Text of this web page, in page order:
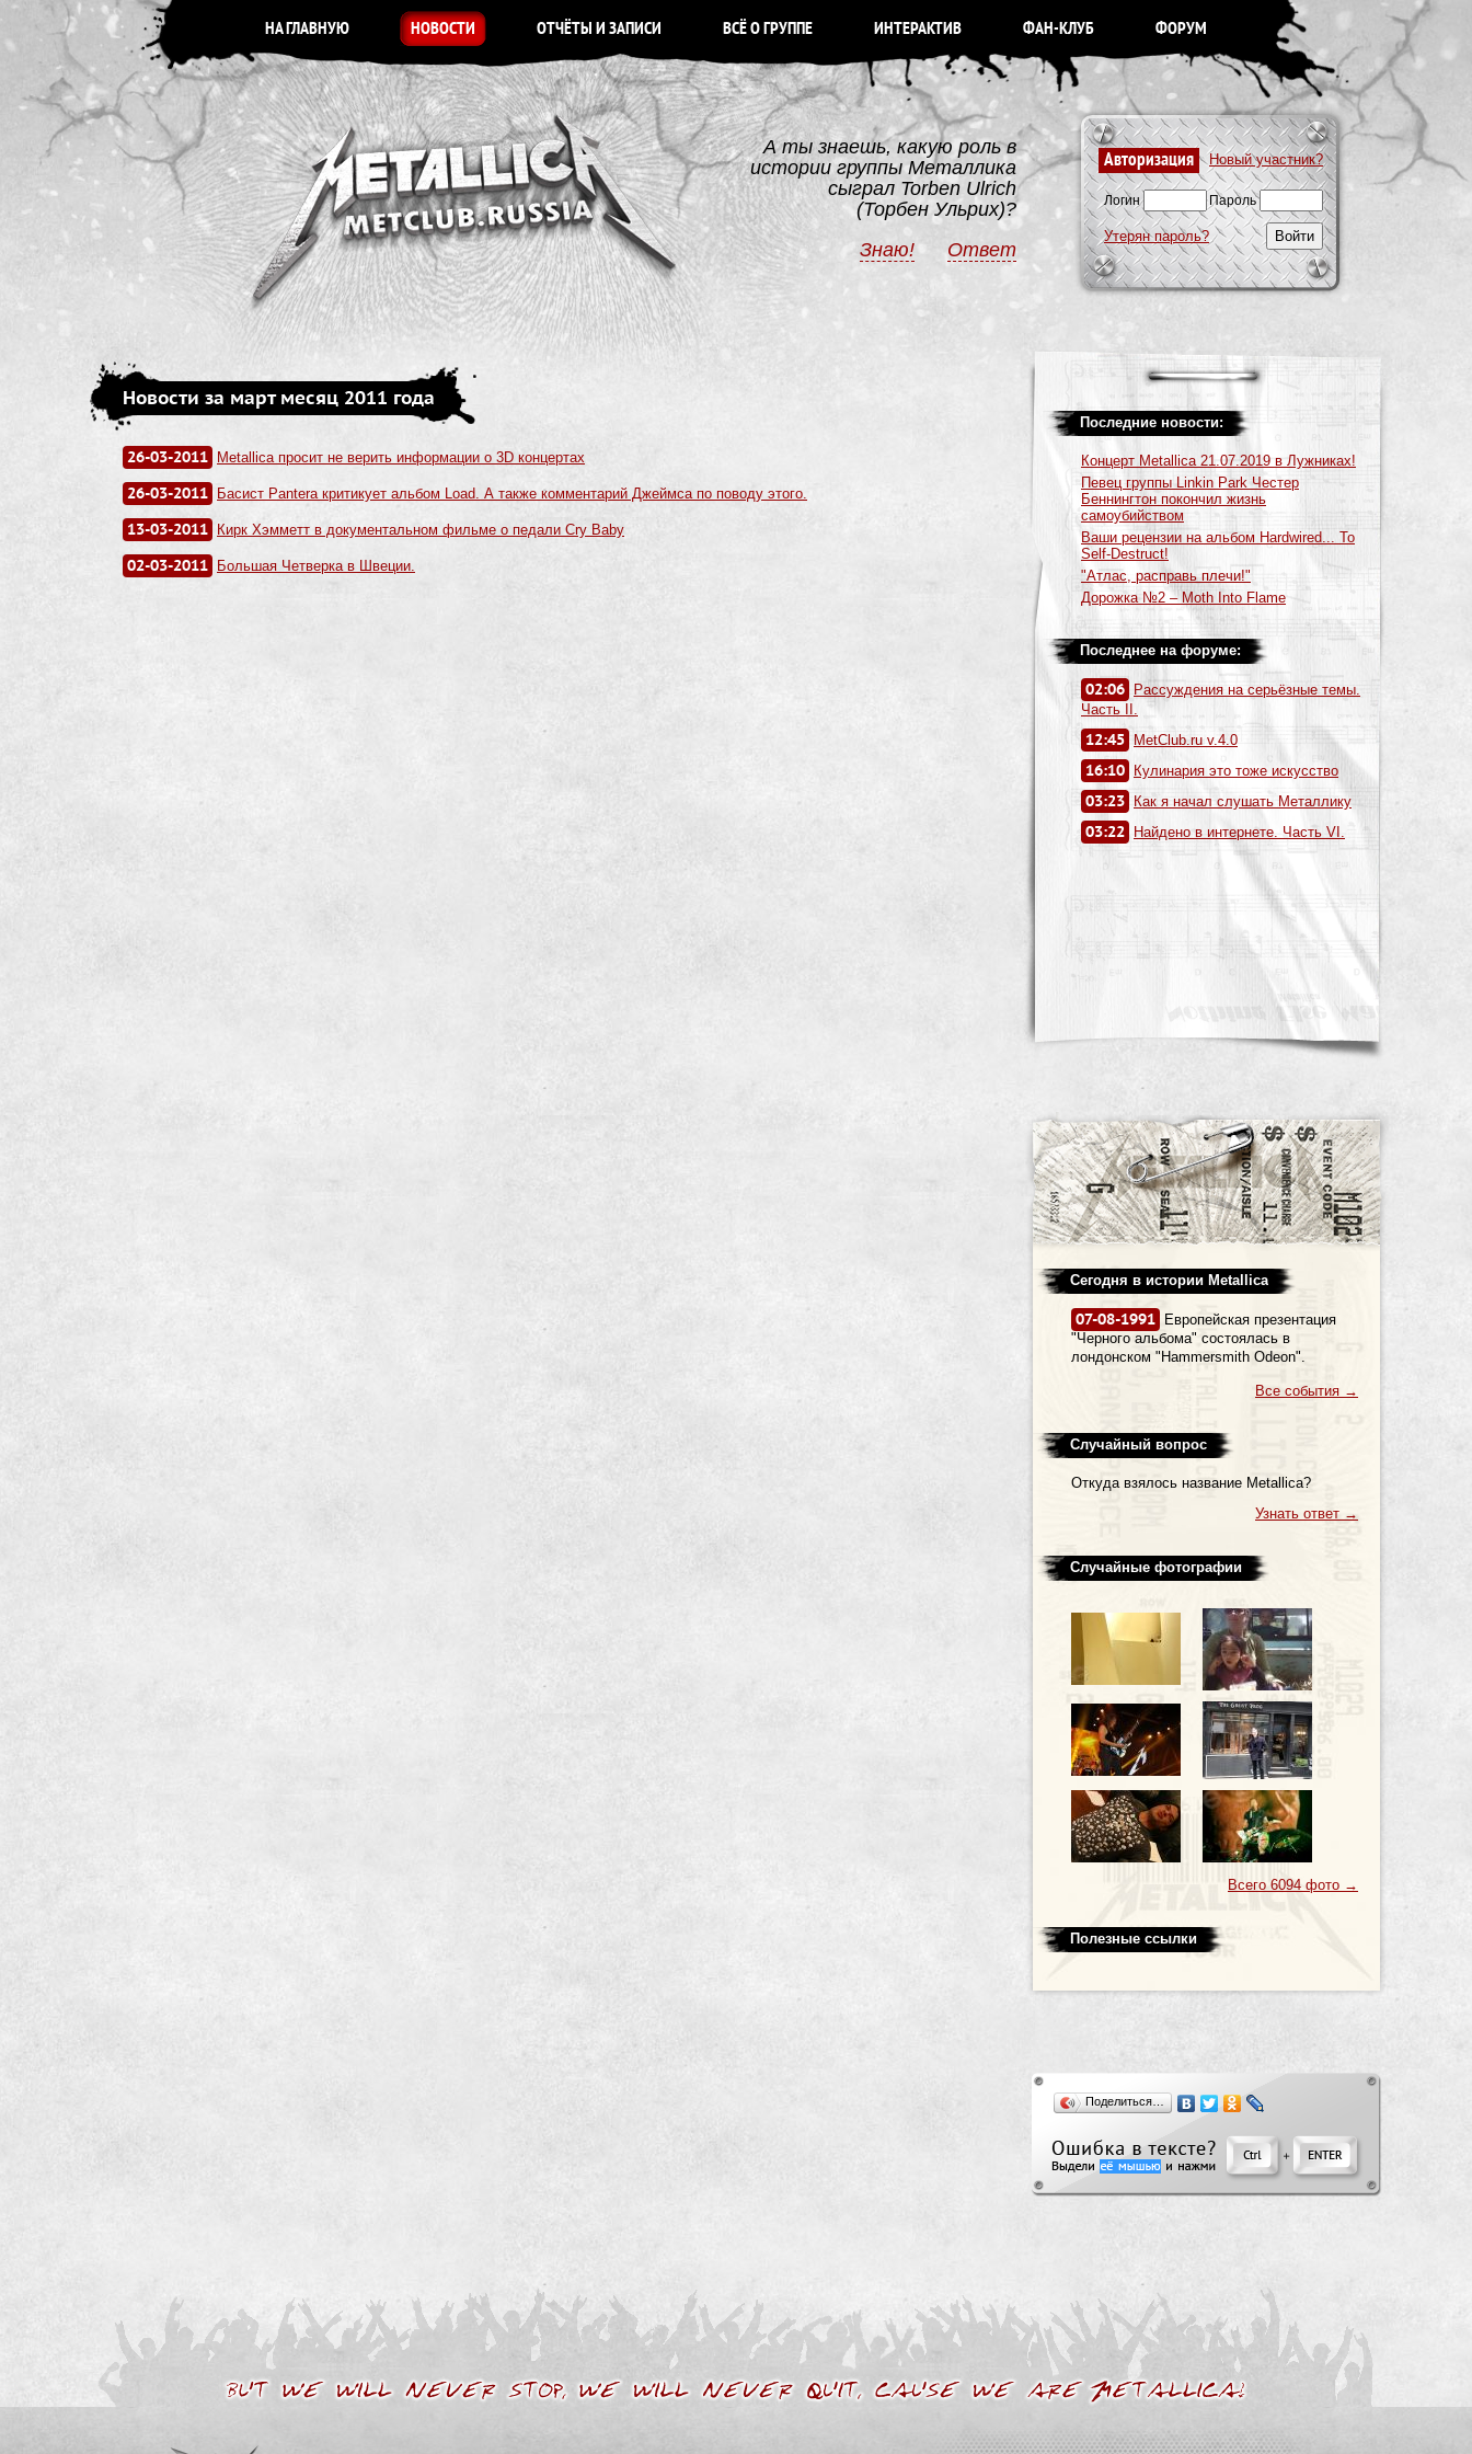
НА ГЛАВНУЮ НОВОСТИ ОТЧЁТЫ И ЗАПИСИ ВСЁ О ГРУППЕ ИНТЕРАКТИВ ФАН-КЛУБ ФОРУМ
Авторизация Новый участник?
Логин Пароль
Утерян пароль?
А ты знаешь, какую роль в
истории группы Металлика
сыграл Torben Ulrich
(Торбен Ульрих)?
Знаю!
Ответ
Новости за март месяц 2011 года
26-03-2011 Metallica просит не верить информации о 3D концертах
26-03-2011 Басист Pantera критикует альбом Load. А также комментарий Джеймса по поводу этого.
13-03-2011 Кирк Хэмметт в документальном фильме о педали Cry Baby
02-03-2011 Большая Четверка в Швеции.
Последние новости:
Концерт Metallica 21.07.2019 в Лужниках!
Певец группы Linkin Park Честер
Беннингтон покончил жизнь
самоубийством
Ваши рецензии на альбом Hardwired... To
Self-Destruct!
"Атлас, расправь плечи!"
Дорожка №2 – Moth Into Flame
Последнее на форуме:
02:06
Рассуждения на серьёзные темы.
Часть II.
12:45 MetClub.ru v.4.0
16:10 Кулинария это тоже искусство
03:23 Как я начал слушать Металлику
03:22 Найдено в интернете. Часть VI.
Сегодня в истории Metallica
07-08-1991
Европейская презентация
"Черного альбома" состоялась в
лондонском "Hammersmith Odeon".
Все события →
Случайный вопрос
Откуда взялось название Metallica?
Узнать ответ →
Случайные фотографии
Всего 6094 фото →
Полезные ссылки
Поделиться…